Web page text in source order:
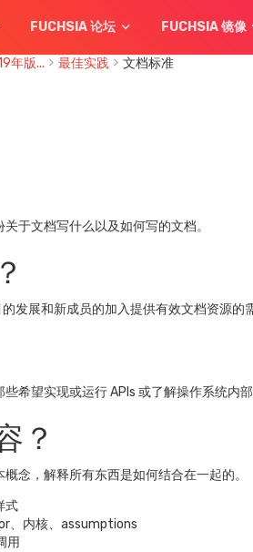
FUCHSIA 论坛 FUCHSIA 镜像
年版... 最佳实践 文档标准
于文档写什么以及如何写的文档。
发展和新成员的加入提供有效文档资源的
希望实现或运行 APIs 或了解操作系统内
？
念，解释所有东西是如何结合在一起的。
式
、内核、assumptions
用